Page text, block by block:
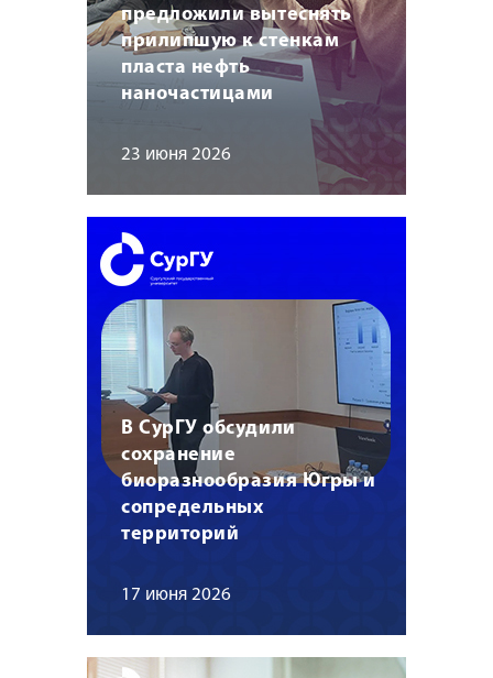
предложили вытеснять
прилипшую к стенкам
пласта нефть
наночастицами
23 июня 2026
В СурГУ обсудили
сохранение
биоразнообразия Югры и
сопредельных
территорий
17 июня 2026